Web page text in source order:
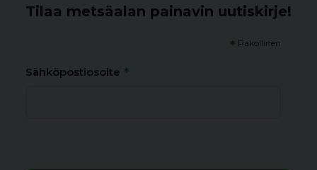
Tilaa metsäalan painavin uutiskirje!
* Pakollinen
Sähköpostiosoite *